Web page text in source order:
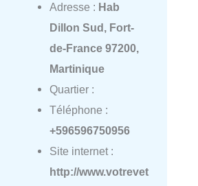
Adresse : Hab
Dillon Sud, Fort-
de-France 97200,
Martinique
Quartier :
Téléphone :
+596596750956
Site internet :
http://www.votrevet